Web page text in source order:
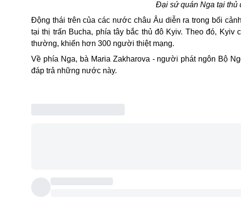
Đại sứ quán Nga tại thủ
Động thái trên của các nước châu Âu diễn ra trong bối
tại thị trấn Bucha, phía tây bắc thủ đô Kyiv. Theo đó, Kyiv
thường, khiến hơn 300 người thiệt mạng.
Về phía Nga, bà Maria Zakharova - người phát ngôn Bộ
đáp trả những nước này.